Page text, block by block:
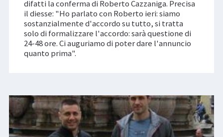
difatti la conferma di Roberto Cazzaniga. Precisa
il diesse: "Ho parlato con Roberto ieri: siamo
sostanzialmente d'accordo su tutto, si tratta
solo di formalizzare l'accordo: sarà questione di
24-48 ore. Ci auguriamo di poter dare l'annuncio
quanto prima".